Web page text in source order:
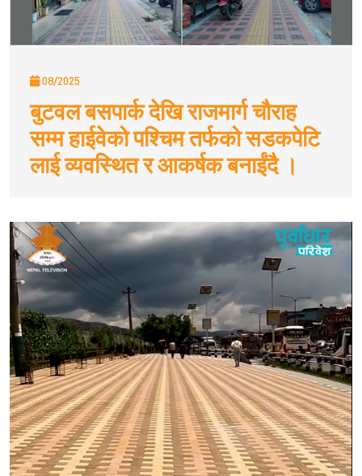
08/2025
बुटवल बसपार्क देखि राजमार्ग चौराह
सम्म हाईवेको पश्चिम तर्फको सडकपेटि
लाई व्यवस्थित र आकर्षक बनाईंदै ।